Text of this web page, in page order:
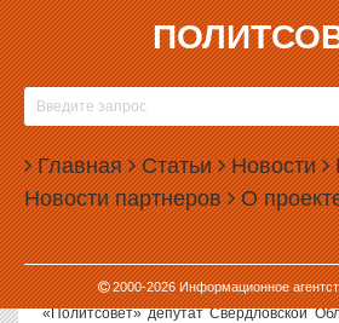
Главная Статьи Новости
Новости партнеров О
2000-2026Информационное
11.01.2007, 16:20
ДЕПУТАТ ОБЛАСТНОЙ ДУМЫ
АРТЮХ — ЭТО АГЕНТ
РАБОТАЕТ В ЕЕ ИНТЕРЕСАХ
Политсовет, 11.01.2007.
собрание, на котором он якобы был
совета свердловского
«Справедливая Россия», —
обсуждать всерьез его не имеет
«Политсовет» депутат Свердловской